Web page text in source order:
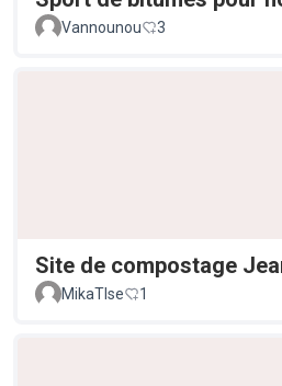
Vannounou
3
Site de compostage
MikaTlse
1